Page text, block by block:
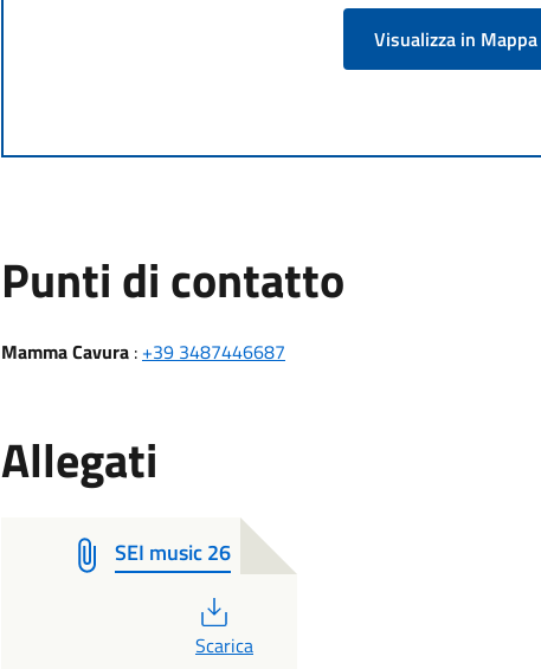
Visualizza in Mappa
Punti di contatto
Mamma Cavura: +39 3487446687
Allegati
SEI music 26
PDF
Scarica